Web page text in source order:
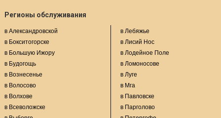
Регионы обслуживания
в Александровской
в Бокситогорске
в Большую Ижору
в Будогощь
в Вознесенье
в Волосово
в Волхове
в Всеволожске
в Лебяжье
в Лисий Нос
в Лодейное Поле
в Ломоносове
в Луге
в Мга
в Павловске
в Парголово